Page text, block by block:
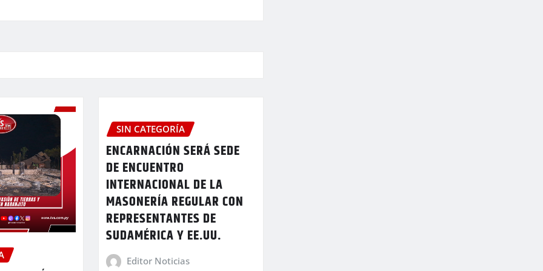
SIN CATEGORÍA
ENCARNACIÓN SERÁ SEDE
DE ENCUENTRO
INTERNACIONAL DE LA
MASONERÍA REGULAR CON
REPRESENTANTES DE
SUDAMÉRICA Y EE.UU.
Editor Noticias